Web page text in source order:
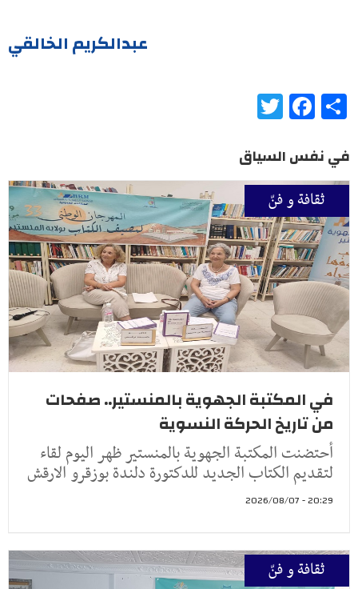
عبدالكريم الخالقي
Share
Facebook
في نفس السياق
ثقافة و فنّ
في المكتبة الجهوية بالمنستير.. صفحات
من تاريخ الحركة النسوية
أحتضنت المكتبة الجهوية بالمنستير ظهر اليوم لقاء
لتقديم الكتاب الجديد للدكتورة دلندة بوزقرو الارقش
20:29 - 2026/08/07
ثقافة و فنّ